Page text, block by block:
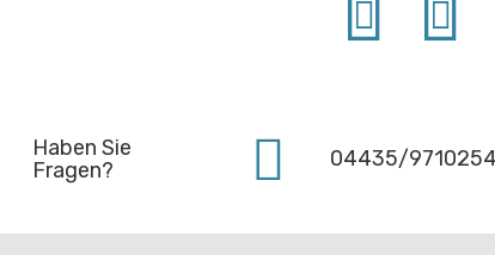
Haben Sie
Fragen?
04435/9710254